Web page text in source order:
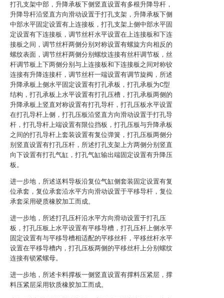
打孔支架中部，升降承板下侧竖直设置有多根升降导杆，
升降导杆沿竖直方向滑动设置于打孔支架，升降承板下侧
中部水平固定设置有上连接板，打孔支架上侧中部水平固
定设置有下连接板，调节丝杆水平设置在上连接板和下连
接板之间，调节丝杆两侧分别对称设置有螺旋方向相反的
螺纹表面，调节丝杆两侧分别螺纹连接有丝杆调节板，丝
杆调节板上下两侧分别与上连接板和下连接板之间对称铰
连接有升降连接杆，调节丝杆一端设置有调节旋阀，所述
升降承板上侧水平固定设置有打孔承板，打孔承板为C型
结构，打孔承板上水平设置有打孔压槽，打孔承板两侧的
升降承板上竖直对称设置有打孔导杆，打孔压板水平设置
在打孔导杆上侧，打孔压板沿竖直方向滑动设置于打孔导
杆，打孔导杆上端设置有限位挡板，打孔压板与升降承板
之间的打孔导杆上套装设置有复位弹簧，打孔压板两侧分
别竖直设置有打孔压杆，所述打孔支架上方两侧分别竖直
向下设置有打孔气缸，打孔气缸输出端固定设置有升降压
板。
进一步地，所述送料导板沿复位气缸侧套装固定设置有复
位承套，复位承套沿水平方向滑动设置于平移导杆，复位
承套采用硬质橡胶加工而成。
进一步地，所述打孔压杆沿水平方向滑动设置于打孔压
板，打孔压板上水平设置有平移导槽，打孔压杆上侧水平
固定设置有与平移导槽相适配的平移丝杆，平移丝杆水平
设置在平移导槽内，打孔压板两侧的平移丝杆上分别螺纹
连接有锁紧螺母。
进一步地，所述卡料撑板一侧竖直设置有撑料压紧层，撑
料压紧层采用软质橡胶加工而成。